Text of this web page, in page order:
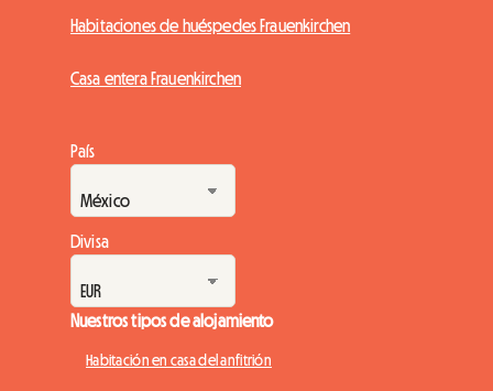
Habitaciones de huéspedes Frauenkirchen
Casa entera Frauenkirchen
País
Divisa
Nuestros tipos de alojamiento
Habitación en casa del anfitrión